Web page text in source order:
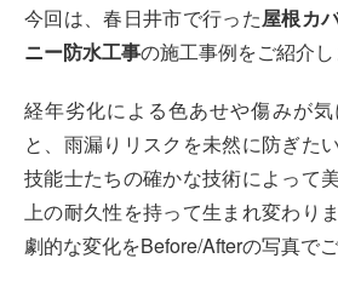
スタッフ
ブログ
よくある質問
豆知識
今回は、春日井市で行った屋根カ
ニー防水工事の施工事例をご紹介し
経年劣化による色あせや傷みが
と、雨漏りリスクを未然に防ぎた
技能士たちの確かな技術によって
上の耐久性を持って生まれ変わり
劇的な変化をBefore/Afterの写真で